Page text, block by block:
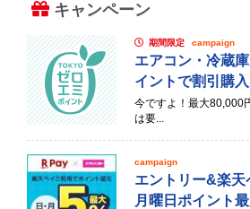
キャンペーン
期間限定 campaign
エアコン・冷蔵
イントで割引購入
今ですよ！最大80,000
は要...
campaign
エントリー&楽天
月曜日ポイント